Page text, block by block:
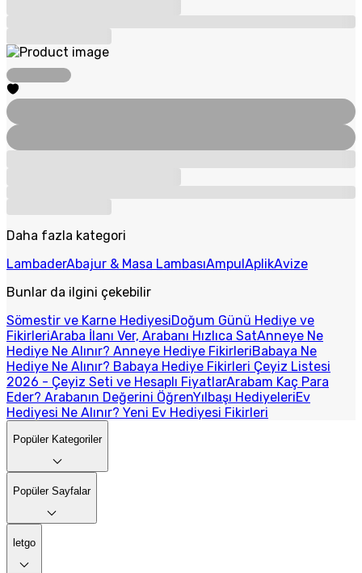
Daha fazla kategori
LambaderAbajur & Masa LambasıAmpulAplikAvize
Bunlar da ilgini çekebilir
Sömestir ve Karne HediyesiDoğum Günü Hediye ve
FikirleriAraba İlanı Ver, Arabanı Hızlıca SatAnneye Ne
Hediye Ne Alınır? Anneye Hediye FikirleriBabaya Ne
Hediye Ne Alınır? Babaya Hediye Fikirleri Çeyiz Listesi
2026 - Çeyiz Seti ve Hesaplı FiyatlarArabam Kaç Para
Eder? Arabanın Değerini ÖğrenYılbaşı HediyeleriEv
Hediyesi Ne Alınır? Yeni Ev Hediyesi Fikirleri
Popüler Kategoriler
Popüler Sayfalar
letgo